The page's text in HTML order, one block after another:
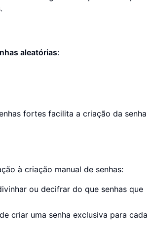
aleatórias:
fortes facilita a criação da senha
à criação manual de senhas:
ou decifrar do que senhas que
criar uma senha exclusiva para cada